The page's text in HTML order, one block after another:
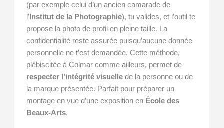
(par exemple celui d’un ancien camarade de
l’ Institut de la Photographie), tu valides, et l’outil te
propose la photo de profil en pleine taille. La
confidentialité reste assurée puisqu’aucune donnée
personnelle ne t’est demandée. Cette méthode,
plébiscitée à Colmar comme ailleurs, permet de
respecter l’intégrité visuelle de la personne ou de
la marque présentée. Parfait pour préparer un
montage en vue d’une exposition en École des
Beaux-Arts.